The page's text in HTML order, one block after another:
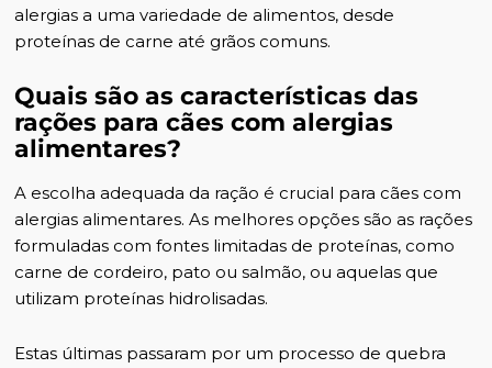
alergias a uma variedade de alimentos, desde
proteínas de carne até grãos comuns.
Quais são as características das
rações para cães com alergias
alimentares?
A escolha adequada da ração é crucial para cães com
alergias alimentares. As melhores opções são as rações
formuladas com fontes limitadas de proteínas, como
carne de cordeiro, pato ou salmão, ou aquelas que
utilizam proteínas hidrolisadas.
Estas últimas passaram por um processo de quebra